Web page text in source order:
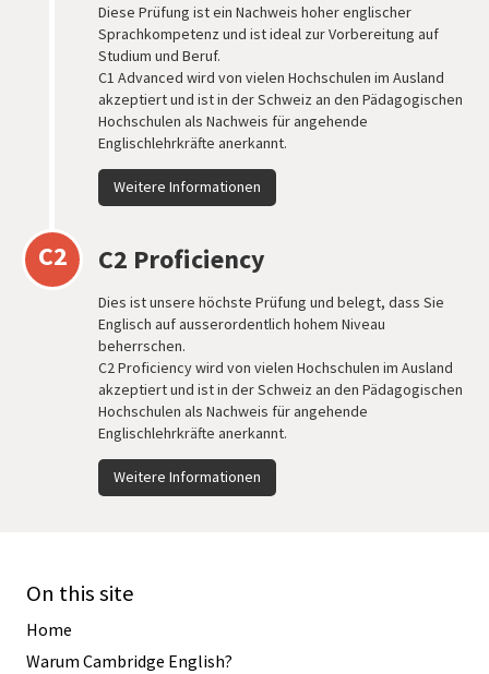
Diese Prüfung ist ein Nachweis hoher englischer
Sprachkompetenz und ist ideal zur Vorbereitung auf
Studium und Beruf.
C1 Advanced wird von vielen Hochschulen im Ausland
akzeptiert und ist in der Schweiz an den Pädagogischen
Hochschulen als Nachweis für angehende
Englischlehrkräfte anerkannt.
Weitere Informationen
C2 C2 Proficiency
Dies ist unsere höchste Prüfung und belegt, dass Sie
Englisch auf ausserordentlich hohem Niveau
beherrschen.
C2 Proficiency wird von vielen Hochschulen im Ausland
akzeptiert und ist in der Schweiz an den Pädagogischen
Hochschulen als Nachweis für angehende
Englischlehrkräfte anerkannt.
Weitere Informationen
On this site
Home
Warum Cambridge English?